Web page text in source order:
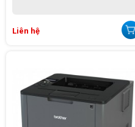
Liên hệ